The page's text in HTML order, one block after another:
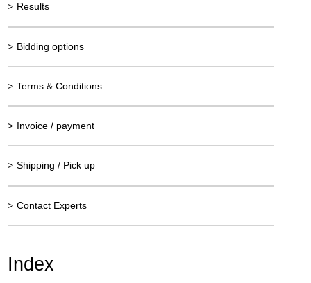
> Results
> Bidding options
> Terms & Conditions
> Invoice / payment
> Shipping / Pick up
> Contact Experts
Index